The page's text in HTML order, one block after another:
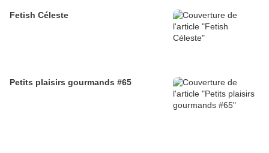
Fetish Céleste
Petits plaisirs gourmands #65